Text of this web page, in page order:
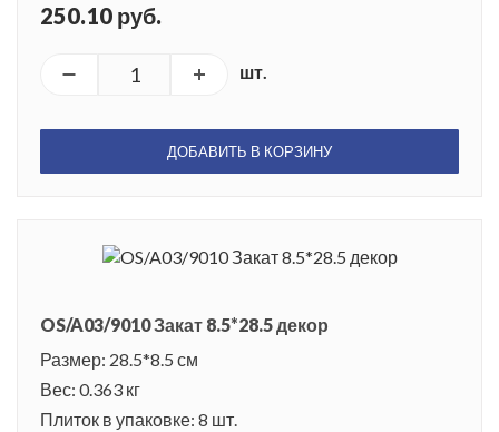
250.10 руб.
шт.
ДОБАВИТЬ В КОРЗИНУ
OS/A03/9010 Закат 8.5*28.5 декор
Размер: 28.5*8.5 см
Вес: 0.363 кг
Плиток в упаковке: 8 шт.